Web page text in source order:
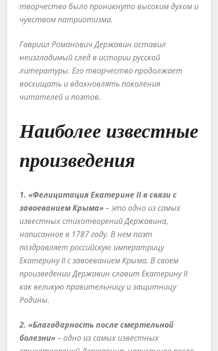
творчество было проникнуто высоким духом и
чувством патриотизма.
Гавриил Романович Державин оставил
неизгладимый след в истории русской
литературы. Его творчество продолжает
восхищать и вдохновлять поколения
читателей и поэтов.
Наиболее известные
произведения
1. «Фелицитация Екатерине II в связи с
завоеванием Крыма»– это одно из самых
известных стихотворений Державина,
написанное в 1787 году. В нем поэт
поздравляет российскую императрицу
Екатерину II с завоеванием Крыма. В своем
произведении Державин славит Екатерину II
как великую правительницу и защитницу
Родины.
2. «Благодарность после смертельной
болезни»– одно из самых известных